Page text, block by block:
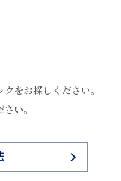
をお探しください。
い。